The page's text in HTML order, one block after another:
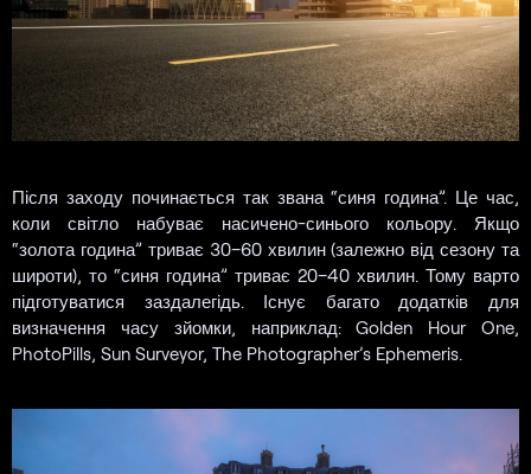
Після заходу починається так звана “синя година”. Це час,
коли світло набуває насичено-синього кольору. Якщо
“золота година” триває 30–60 хвилин (залежно від сезону та
широти), то “синя година” триває 20–40 хвилин. Тому варто
підготуватися заздалегідь. Існує багато додатків для
визначення часу зйомки, наприклад: Golden Hour One,
PhotoPills, Sun Surveyor, The Photographer’s Ephemeris.